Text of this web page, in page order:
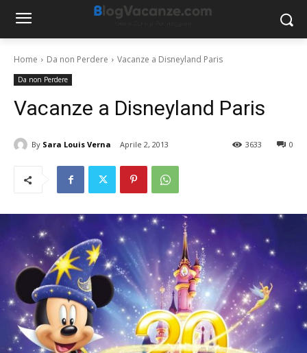
Home Da non Perdere Vacanze a Disneyland Paris
Da non Perdere
Vacanze a Disneyland Paris
By Sara Louis Verna Aprile 2, 2013 0
3633